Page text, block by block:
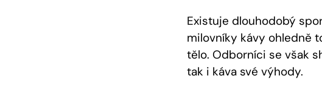
Existuje dlouhodobý
milovníky kávy ohledně
tělo. Odborníci se však
tak i káva své výhody.